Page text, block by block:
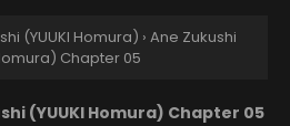
(YUUKI Homura) › Ane Zukushi
Chapter 05
(YUUKI Homura) Chapter 05